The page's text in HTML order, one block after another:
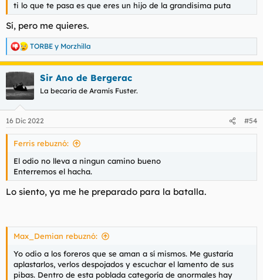
ti lo que te pasa es que eres un hijo de la grandisima puta
Sí, pero me quieres.
R
e
a
c
i
e
s
TORBE y Morzhilla
Sir Ano de Bergerac
La becaria de Aramís Fuster.
16 Dic 2022 #54
Ferris rebuznó:
El odio no lleva a ningun camino bueno
Enterremos el hacha.
Lo siento, ya me he preparado para la batalla.
Max_Demian rebuznó:
Yo odio a los foreros que se aman a sí mismos. Me gustaría
aplastarlos, verlos despojados y escuchar el lamento de sus
pibas. Dentro de esta poblada categoría de anormales hay